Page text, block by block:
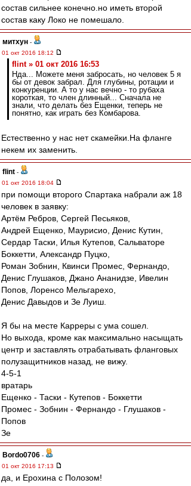
состав сильнее конечно.но иметь второй
состав каку Локо не помешало.
митхун -
01 окт 2016 18:12
flint » 01 окт 2016 16:53
Нда... Можете меня забросать, но человек 5 я
бы от девок забрал. Для глубины, ротации и
конкуренции. А то у нас вечно - то рубаха
короткая, то член длинный... Сначала не
знали, что делать без Ещенки, теперь не
понятно, как играть без Комбарова.
Естественно у нас нет скамейки.На фланге
некем их заменить.
flint -
01 окт 2016 18:04
при помощи второго Спартака набрали аж 18
человек в заявку:
Артём Ребров, Сергей Песьяков,
Андрей Ещенко, Маурисио, Денис Кутин,
Сердар Таски, Илья Кутепов, Сальваторе
Боккетти, Александр Пуцко,
Роман Зобнин, Квинси Промес, Фернандо,
Денис Глушаков, Джано Ананидзе, Ивелин
Попов, Лоренсо Мельгарехо,
Денис Давыдов и Зе Луиш.
Я бы на месте Карреры с ума сошел.
Но выхода, кроме как максимально насыщать
центр и заставлять отрабатывать фланговых
полузащитников назад, не вижу.
4-5-1
вратарь
Ещенко - Таски - Кутепов - Боккетти
Промес - Зобнин - Фернандо - Глушаков -
Попов
Зе
Bordo0706 -
01 окт 2016 17:13
да, и Ерохина с Полозом!